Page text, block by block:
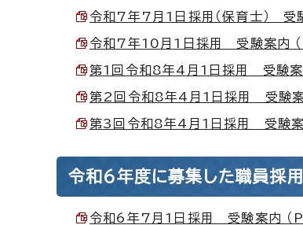
令和7年7月1日採用（保育士） 受
令和7年10月1日採用 受験案内
第1回令和8年4月1日採用 受験案
第2回令和8年4月1日採用 受験
第3回令和8年4月1日採用 受験
令和6年度に募集した職員採用
令和6年7月1日採用 受験案内